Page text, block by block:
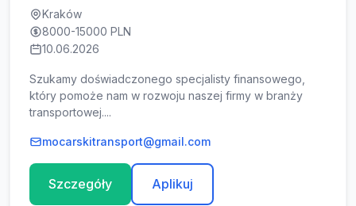
Kraków
8000-15000 PLN
10.06.2026
Szukamy doświadczonego specjalisty finansowego,
który pomoże nam w rozwoju naszej firmy w branży
transportowej....
mocarskitransport@gmail.com
Szczegóły Aplikuj